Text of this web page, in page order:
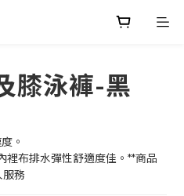
膝泳褲-黑
。
裡布排水彈性舒適度佳。**商品
務